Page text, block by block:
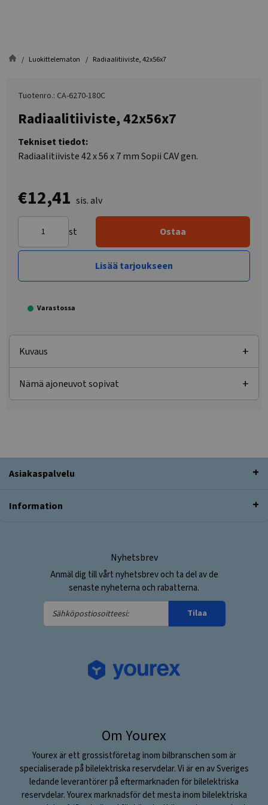
Luokittelematon Radiaalitiiviste, 42x56x7
Tuotenro.: CA-6270-180C
Radiaalitiiviste, 42x56x7
Tekniset tiedot:
Radiaalitiiviste 42 x 56 x 7 mm Sopii CAV gen.
€12,41 sis. alv
st Ostaa
Lisää tarjoukseen
Varastossa
Kuvaus
Nämä ajoneuvot sopivat
Asiakaspalvelu
Information
Nyhetsbrev
Anmäl dig till vårt nyhetsbrev och ta del av de
senaste nyheterna och rabatterna.
Sähköpostiosoitteesi:
Tilaa
Om Yourex
Yourex är ett grossistföretag inom bilbranschen som är
specialiserade på bilelektriska reservdelar. Vi är en av Sveriges
ledande leverantörer på eftermarknaden för bilelektriska
reservdelar. Yourex marknadsför det mesta inom bilelektriska